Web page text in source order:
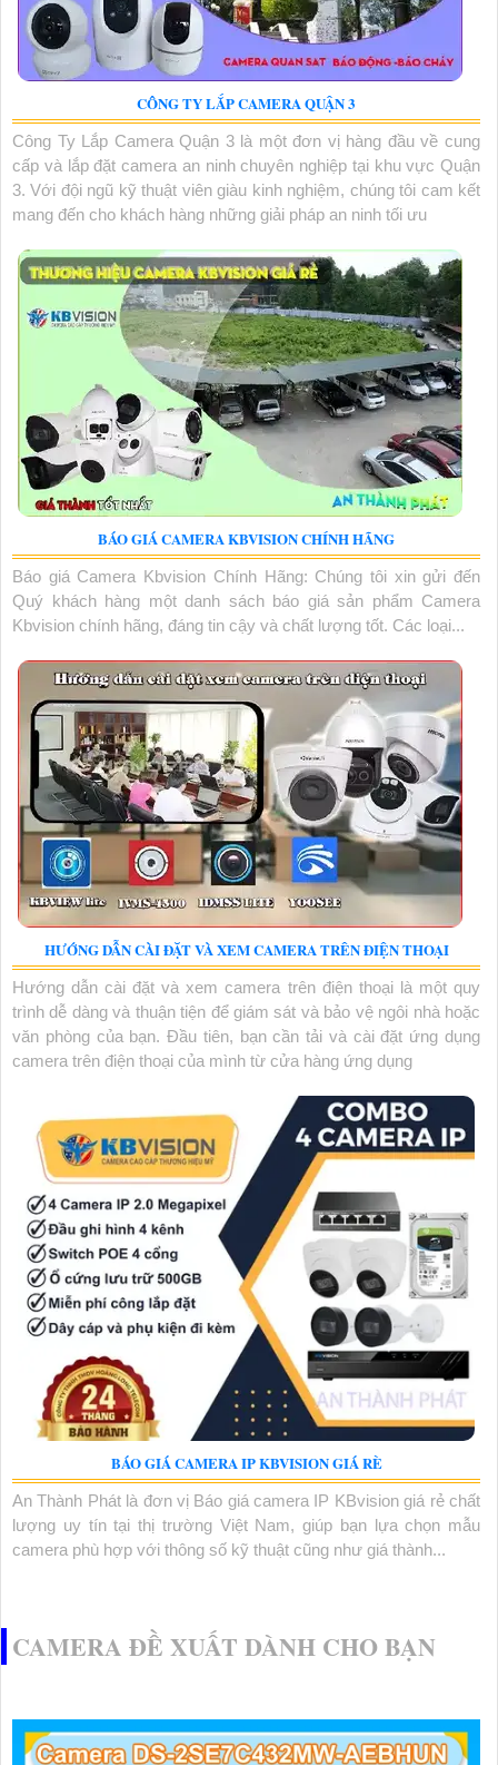
CÔNG TY LẮP CAMERA QUẬN 3
Công Ty Lắp Camera Quận 3 là một đơn vị hàng đầu về cung
cấp và lắp đặt camera an ninh chuyên nghiệp tại khu vực Quận
3. Với đội ngũ kỹ thuật viên giàu kinh nghiệm, chúng tôi cam kết
mang đến cho khách hàng những giải pháp an ninh tối ưu
BÁO GIÁ CAMERA KBVISION CHÍNH HÃNG
Báo giá Camera Kbvision Chính Hãng: Chúng tôi xin gửi đến
Quý khách hàng một danh sách báo giá sản phẩm Camera
Kbvision chính hãng, đáng tin cậy và chất lượng tốt. Các loại...
HƯỚNG DẪN CÀI ĐẶT VÀ XEM CAMERA TRÊN ĐIỆN THOẠI
Hướng dẫn cài đặt và xem camera trên điện thoại là một quy
trình dễ dàng và thuận tiện để giám sát và bảo vệ ngôi nhà hoặc
văn phòng của bạn. Đầu tiên, bạn cần tải và cài đặt ứng dụng
camera trên điện thoại của mình từ cửa hàng ứng dụng
BÁO GIÁ CAMERA IP KBVISION GIÁ RÈ
An Thành Phát là đơn vị Báo giá camera IP KBvision giá rẻ chất
lượng uy tín tại thị trường Việt Nam, giúp bạn lựa chọn mẫu
camera phù hợp với thông số kỹ thuật cũng như giá thành...
CAMERA ĐỀ XUẤT DÀNH CHO BẠN